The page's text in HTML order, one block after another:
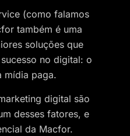
(como falamos
também é uma
soluções que
no digital: o
mídia paga.
digital são
desses fatores, e
da Macfor.